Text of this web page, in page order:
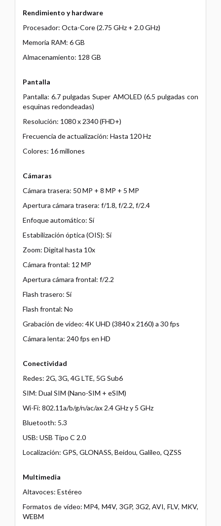
Rendimiento y hardware
Procesador: Octa-Core (2.75 GHz + 2.0 GHz)
Memoria RAM: 6 GB
Almacenamiento: 128 GB
Pantalla
Pantalla: 6.7 pulgadas Super AMOLED (6.5 pulgadas con
esquinas redondeadas)
Resolución: 1080 x 2340 (FHD+)
Frecuencia de actualización: Hasta 120 Hz
Colores: 16 millones
Cámaras
Cámara trasera: 50 MP + 8 MP + 5 MP
Apertura cámara trasera: f/1.8, f/2.2, f/2.4
Enfoque automático: Sí
Estabilización óptica (OIS): Sí
Zoom: Digital hasta 10x
Cámara frontal: 12 MP
Apertura cámara frontal: f/2.2
Flash trasero: Sí
Flash frontal: No
Grabación de vídeo: 4K UHD (3840 x 2160) a 30 fps
Cámara lenta: 240 fps en HD
Conectividad
Redes: 2G, 3G, 4G LTE, 5G Sub6
SIM: Dual SIM (Nano-SIM + eSIM)
Wi-Fi: 802.11a/b/g/n/ac/ax 2.4 GHz y 5 GHz
Bluetooth: 5.3
USB: USB Tipo C 2.0
Localización: GPS, GLONASS, Beidou, Galileo, QZSS
Multimedia
Altavoces: Estéreo
Formatos de vídeo: MP4, M4V, 3GP, 3G2, AVI, FLV, MKV,
WEBM